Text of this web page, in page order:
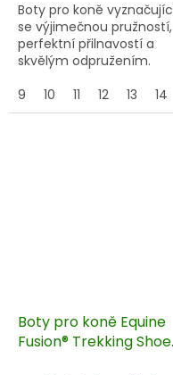
Boty pro koně
se výjimečnou pružností,
perfektní přilnavostí a
skvělým odpružením.
cross country atd.
9 10 11 12 13 14
Boty pro koně Equine
Fusion® Trekking Shoe